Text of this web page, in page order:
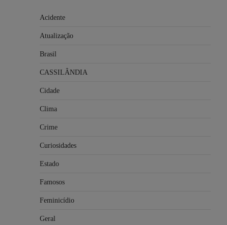
Acidente
Atualização
Brasil
CASSILÂNDIA
Cidade
Clima
Crime
Curiosidades
Estado
Famosos
Feminicídio
Geral